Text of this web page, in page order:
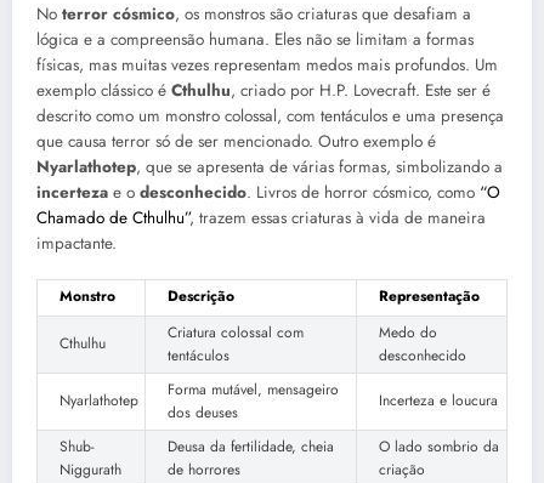
No terror cósmico, os monstros são criaturas que desafiam a
lógica e a compreensão humana. Eles não se limitam a formas
físicas, mas muitas vezes representam medos mais profundos. Um
exemplo clássico é Cthulhu, criado por H.P. Lovecraft. Este ser é
descrito como um monstro colossal, com tentáculos e uma presença
que causa terror só de ser mencionado. Outro exemplo é
Nyarlathotep, que se apresenta de várias formas, simbolizando a
incerteza e o desconhecido. Livros de horror cósmico, como “O
Chamado de Cthulhu”, trazem essas criaturas à vida de maneira
impactante.
Monstro Descrição Representação
Cthulhu
Criatura colossal com
tentáculos
Medo do
desconhecido
Nyarlathotep
Forma mutável, mensageiro
dos deuses
Incerteza e loucura
Shub-
Niggurath
Deusa da fertilidade, cheia
de horrores
O lado sombrio da
criação